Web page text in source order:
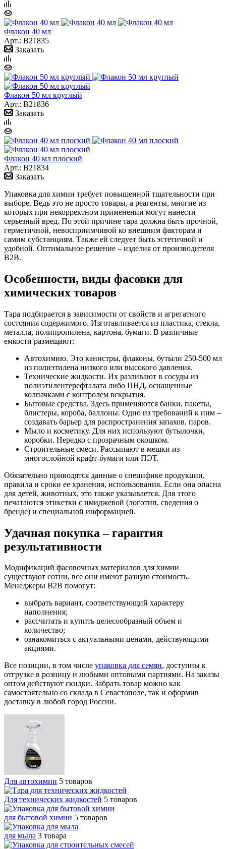
Флакон 40 мл
Арт.: B21835
Заказать
Флакон 50 мл круглый
Арт.: B21836
Заказать
Флакон 40 мл плоский
Арт.: B21834
Заказать
Упаковка для химии требует повышенной тщательности при
выборе. Ведь это не просто товары, а реагенты, многие из
которых при некорректном применении могут нанести
серьезный вред. По этой причине тара должна быть прочной,
герметичной, невосприимчивой ко внешним факторам и
самим субстанциям. Также ей следует быть эстетичной и
удобной. Оптимальное решение – изделия от производителя
B2B.
Особенности, виды фасовки для
химических товаров
Тара подбирается в зависимости от свойств и агрегатного
состояния содержимого. Изготавливается из пластика, стекла,
металла, полипропилена, картона, бумаги. В различные
емкости размещают:
Автохимию. Это канистры, флаконы, бутыли 250-500 мл
из полиэтилена низкого или высокого давления.
Технические жидкости. Их разливают в сосуды из
полиэтилентерефталата либо ПНД, оснащенные
колпачками с контролем вскрытия.
Бытовые средства. Здесь применяются банки, пакеты,
блистеры, короба, баллоны. Одно из требований к ним –
создавать барьер для распространения запахов, паров.
Мыло и косметику. Для них используют бутылочки,
коробки. Нередко с прозрачным окошком.
Строительные смеси. Рассыпают в мешки из
многослойной крафт-бумаги или ПЭТ.
Обязательно приводятся данные о специфике продукции,
правила и сроки ее хранения, использования. Если она опасна
для детей, животных, это также указывается. Для этого
печатаются этикетки с имиджевой (логотип, сведения о
бренде) и специальной информацией.
Удачная покупка – гарантия
результативности
Модификаций фасовочных материалов для химии
существуют сотни, все они имеют разную стоимость.
Менеджеры B2B помогут:
выбрать вариант, соответствующий характеру
наполнения;
рассчитать и купить целесообразный объем и
количество;
ознакомиться с актуальными ценами, действующими
акциями.
Все позиции, в том числе упаковка для семян, доступны к
отгрузке в розницу и любыми оптовыми партиями. На заказы
оптом действуют скидки. Забрать товар можно как
самостоятельно со склада в Севастополе, так и оформив
доставку в любой город России.
Для автохимии 5 товаров
Для технических жидкостей 5 товаров
для бытовой химии 5 товаров
для мыла 3 товара